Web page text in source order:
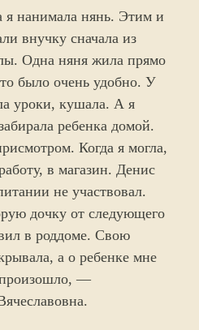
нанимала нянь. Этим и
внучку сначала из
Одна няня жила прямо
было очень удобно. У
уроки, кушала. А я
ребенка домой.
Когда я могла,
в магазин. Денис
не участвовал.
дочку от следующего
в роддоме. Свою
а о ребенке мне
произошло, —